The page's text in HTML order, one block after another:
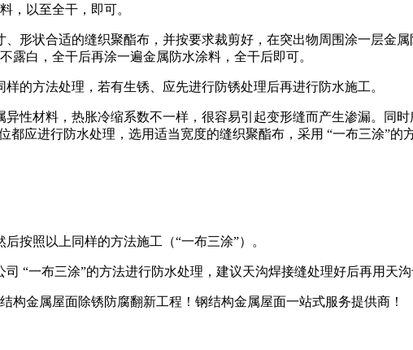
，以至全干，即可。
状合适的缝织聚酯布，并按要求裁剪好，在突出物周围涂一层金
露白，全干后再涂一遍金属防水涂料，全干后即可。
方法处理，若有生锈、应先进行防锈处理后再进行防水施工。
材料，热胀冷缩系数不一样，很容易引起变形缝而产生渗漏。同时
应进行防水处理，选用适当宽度的缝织聚酯布，采用 “一布三涂”的
照以上同样的方法施工（“一布三涂”）。
一布三涂”的方法进行防水处理，建议天沟焊接缝处理好后再用天沟
金属屋面除锈防腐翻新工程！钢结构金属屋面一站式服务提供商！